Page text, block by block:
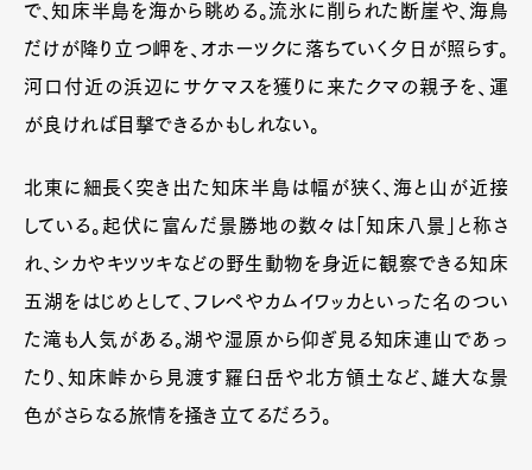
で、知床半島を海から眺める。流氷に削られた断崖や、海鳥
だけが降り立つ岬を、オホーツクに落ちていく夕日が照らす。
河口付近の浜辺にサケマスを獲りに来たクマの親子を、運
が良ければ目撃できるかもしれない。
北東に細長く突き出た知床半島は幅が狭く、海と山が近接
している。起伏に富んだ景勝地の数々は「知床八景」と称さ
れ、シカやキツツキなどの野生動物を身近に観察できる知床
五湖をはじめとして、フレペやカムイワッカといった名のつい
た滝も人気がある。湖や湿原から仰ぎ見る知床連山であっ
たり、知床峠から見渡す羅臼岳や北方領土など、雄大な景
色がさらなる旅情を掻き立てるだろう。